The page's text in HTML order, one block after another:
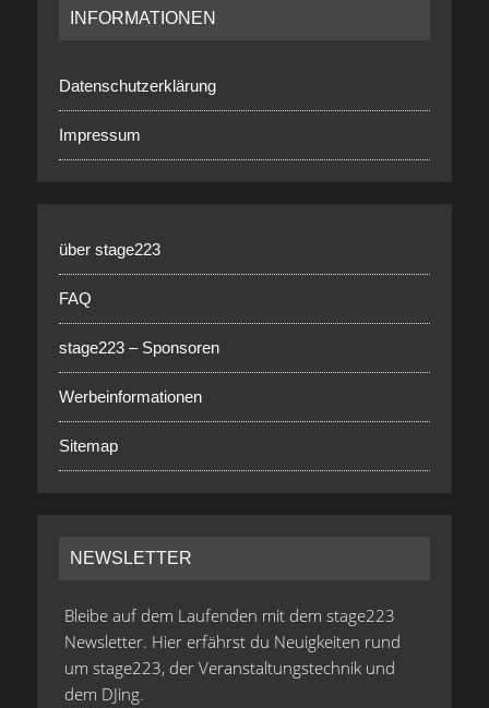
INFORMATIONEN
Datenschutzerklärung
Impressum
über stage223
FAQ
stage223 – Sponsoren
Werbeinformationen
Sitemap
NEWSLETTER
Bleibe auf dem Laufenden mit dem stage223
Newsletter. Hier erfährst du Neuigkeiten rund
um stage223, der Veranstaltungstechnik und
dem DJing.